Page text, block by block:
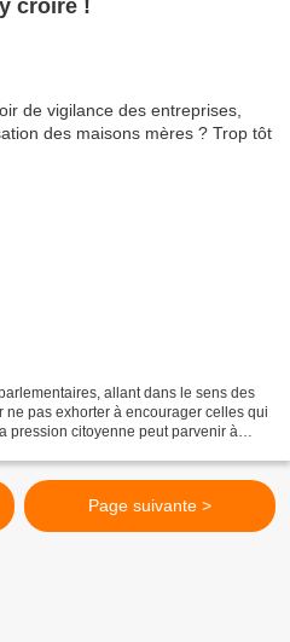
croire !
allant dans le sens des
pas exhorter à encourager celles qui
pression citoyenne peut parvenir à
Page suivante >